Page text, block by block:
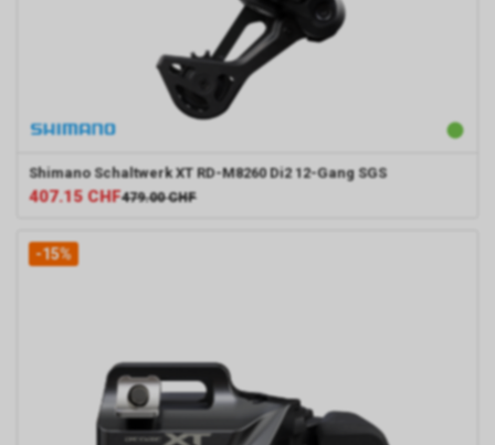
Shimano Schaltwerk XT RD-M8260 Di2 12-Gang SGS
407.15 CHF479.00 CHF
-15%